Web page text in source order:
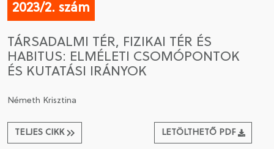
2023/2. szám
TÁRSADALMI TÉR, FIZIKAI TÉR ÉS
HABITUS: ELMÉLETI CSOMÓPONTOK
ÉS KUTATÁSI IRÁNYOK
Németh Krisztina
TELJES CIKK LETÖLTHETŐ PDF